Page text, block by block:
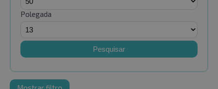
Polegada
Pesquisar